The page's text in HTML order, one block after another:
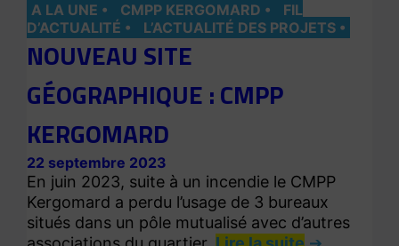
A LA UNE CMPP KERGOMARD
FIL
D’ACTUALITÉ
L’ACTUALITÉ DES PROJETS
NOUVEAU SITE
GÉOGRAPHIQUE : CMPP
KERGOMARD
22 septembre 2023
En juin 2023, suite à un incendie le CMPP
Kergomard a perdu l’usage de 3 bureaux
situés dans un pôle mutualisé avec d’autres